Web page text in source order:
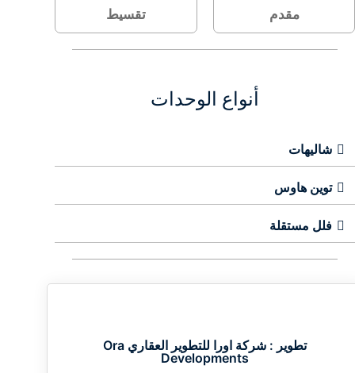
مقدم تقسيط
أنواع الوحدات
شاليهات
توين هاوس
فلل مستقلة
تطوير :
شركة اورا للتطوير العقاري Ora
Developments